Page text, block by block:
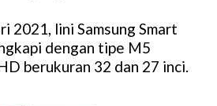
2021, lini Samsung Smart
dengan tipe M5
berukuran 32 dan 27 inci.